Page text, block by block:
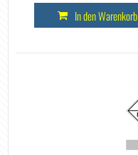
In den Warenkorb